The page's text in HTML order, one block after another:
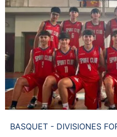
BASQUET - DIVISIONES